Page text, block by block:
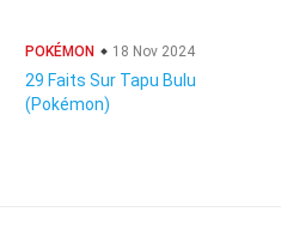
POKÉMON 18 Nov 2024
29 Faits Sur Tapu Bulu
(Pokémon)